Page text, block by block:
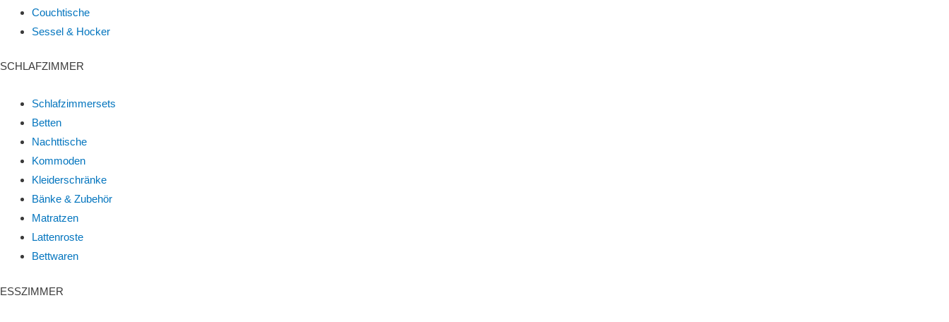
Couchtische
Sessel & Hocker
SCHLAFZIMMER
Schlafzimmersets
Betten
Nachttische
Kommoden
Kleiderschränke
Bänke & Zubehör
Matratzen
Lattenroste
Bettwaren
ESSZIMMER